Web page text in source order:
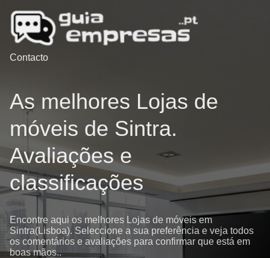
Contacto
As melhores Lojas de
móveis de Sintra.
Avaliações e
classificações
Encontre aqui os melhores Lojas de móveis em
Sintra(Lisboa). Seleccione a sua preferência e veja todos
os comentários e avaliações para confirmar que está em
boas mãos..